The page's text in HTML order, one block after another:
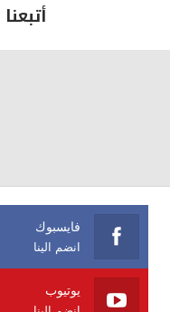
أتبعنا
فايسبوك
انضم الينا
يوتيوب